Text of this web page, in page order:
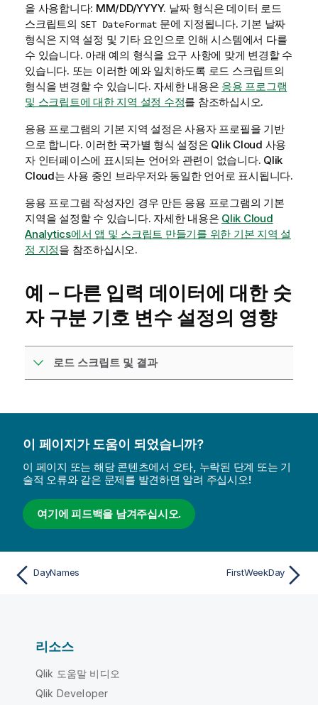
을 사용합니다: MM/DD/YYYY. 날짜 형식은 데이터 로드
스크립트의 SET DateFormat 문에 지정됩니다. 기본 날짜
형식은 지역 설정 및 기타 요인으로 인해 시스템에서 다를
수 있습니다. 아래 예의 형식을 요구 사항에 맞게 변경할 수
있습니다. 또는 이러한 예와 일치하도록 로드 스크립트의
형식을 변경할 수 있습니다. 자세한 내용은 응용 프로그램
및 스크립트에 대한 지역 설정 수정를 참조하십시오.
응용 프로그램의 기본 지역 설정은 사용자 프로필을 기반
으로 합니다. 이러한 국가별 형식 설정은 Qlik Cloud 사용
자 인터페이스에 표시되는 언어와 관련이 없습니다. Qlik
Cloud는 사용 중인 브라우저와 동일한 언어로 표시됩니다.
응용 프로그램 작성자인 경우 만든 응용 프로그램의 기본
지역을 설정할 수 있습니다. 자세한 내용은 Qlik Cloud
Analytics에서 앱 및 스크립트 만들기를 위한 기본 지역 설
정 지정을 참조하십시오.
예 – 다른 입력 데이터에 대한 숫
자 구분 기호 변수 설정의 영향
로드 스크립트 및 결과
이 페이지가 도움이 되었습니까?
이 페이지 또는 해당 콘텐츠에서 오타, 누락된 단계 또는 기
술적 오류와 같은 문제를 발견하면 알려 주십시오!
여기에 피드백을 남겨주십시오.
DayNames FirstWeekDay
리소스
Qlik 도움말 비디오
Qlik Developer